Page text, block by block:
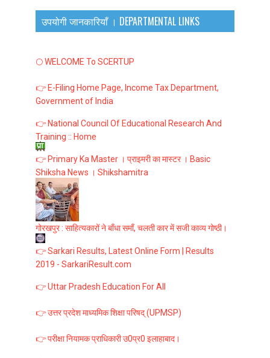
उपयोगी जानकारियाँ । DEPARTMENTAL LINKS
🌕 WELCOME To SCERTUP
👉 E-Filing Home Page, Income Tax Department,
Government of India
👉 National Council Of Educational Research And
Training :: Home
👉 Primary Ka Master । प्राइमरी का मास्टर । Basic
Shiksha News । Shikshamitra
गोरखपुर : साहित्यकारों ने बाँधा समाँ, चलती कार में सजी काव्य गोष्ठी।
👉 Sarkari Results, Latest Online Form | Results
2019 - SarkariResult.com
👉 Uttar Pradesh Education For All
👉 उत्तर प्रदेश माध्यमिक शिक्षा परिषद् (UPMSP)
👉 परीक्षा नियामक प्राधिकारी उ0प्र0 इलाहाबाद।